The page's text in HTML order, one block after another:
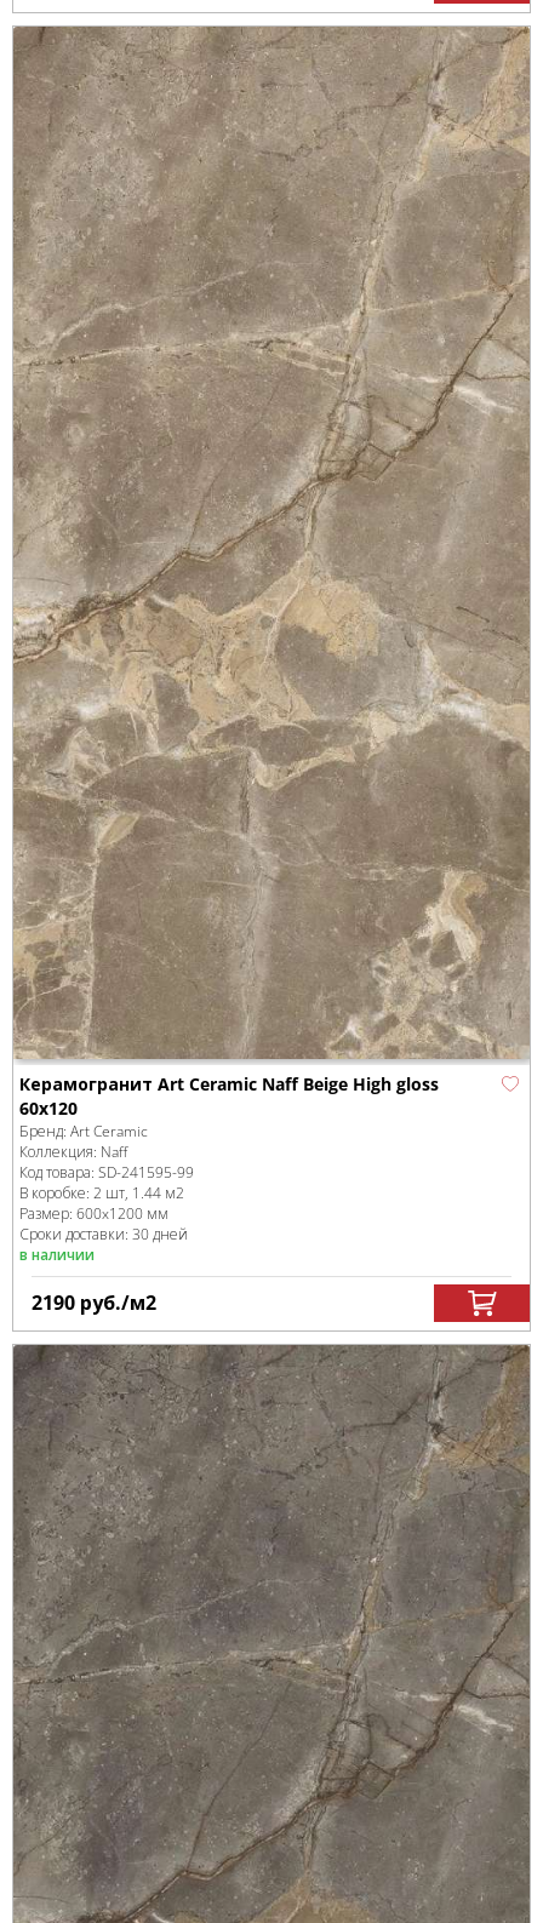
Керамогранит Art Ceramic Naff Beige High gloss
60x120
Бренд: Art Ceramic
Коллекция: Naff
Код товара: SD-241595-99
В коробке: 2 шт, 1.44 м2
Размер: 600x1200 мм
Сроки доставки: 30 дней
в наличии
2190 руб./м2